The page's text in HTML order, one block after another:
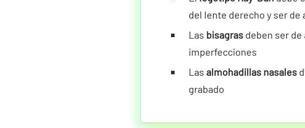
del lente derecho y ser de
Las bisagras deben ser
imperfecciones
Las almohadillas nasales
grabado